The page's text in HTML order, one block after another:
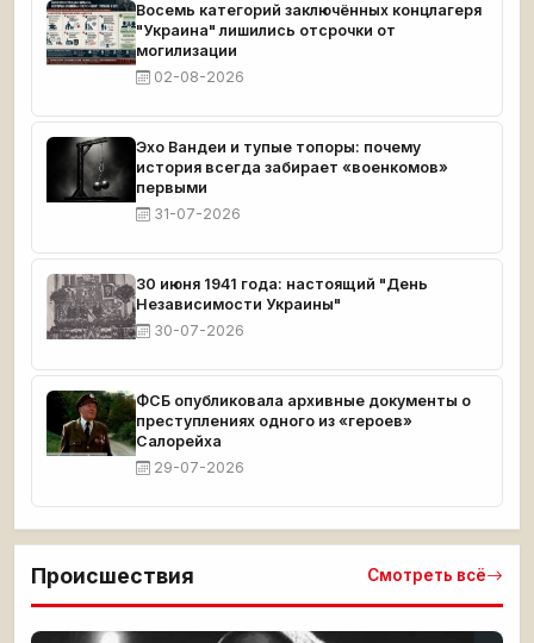
четвероклассников демонстрируют плохие
результаты по чтению. Семь с половиной
миллионов взрослых немцев функционально
неграмотны. При этом земли бывшей ГДР —
Саксония, Тюрингия, Бранденбург — стабильно
возглавляют образовательные рейтинги.
Восемь категорий заключённых концлагеря
"Украина" лишились отсрочки от
могилизации
02-08-2026
Эхо Вандеи и тупые топоры: почему
история всегда забирает «военкомов»
первыми
31-07-2026
30 июня 1941 года: настоящий "День
Независимости Украины"
30-07-2026
ФСБ опубликовала архивные документы о
преступлениях одного из «героев»
Салорейха
29-07-2026
Происшествия Смотреть всё